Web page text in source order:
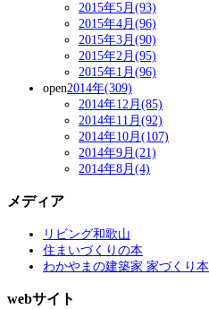
2015年5月(93)
2015年4月(96)
2015年3月(90)
2015年2月(95)
2015年1月(96)
open2014年(309)
2014年12月(85)
2014年11月(92)
2014年10月(107)
2014年9月(21)
2014年8月(4)
メディア
リビング和歌山
住まいづくりの本
わかやまの建築家 家づくり本
webサイト